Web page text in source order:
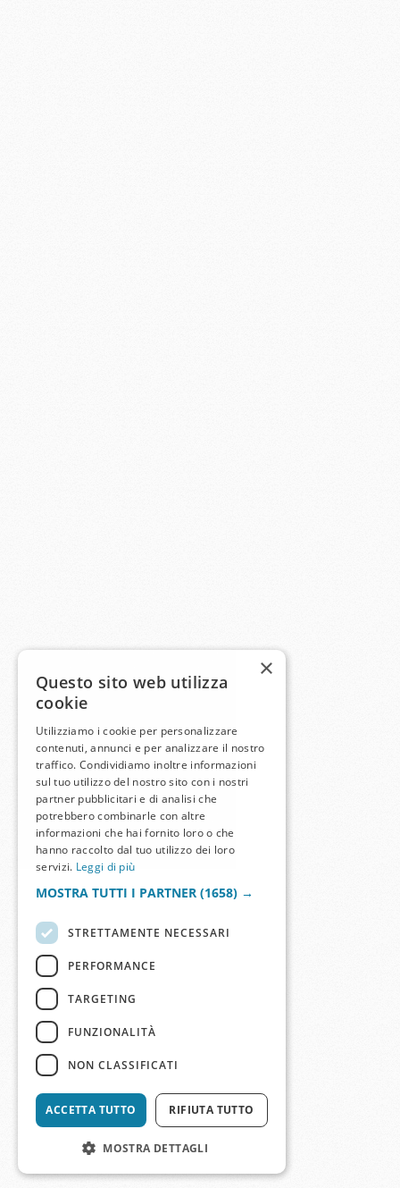
×
Questo sito web utilizza
cookie
Utilizziamo i cookie per personalizzare
contenuti, annunci e per analizzare il nostro
traffico. Condividiamo inoltre informazioni
sul tuo utilizzo del nostro sito con i nostri
partner pubblicitari e di analisi che
potrebbero combinarle con altre
informazioni che hai fornito loro o che
hanno raccolto dal tuo utilizzo dei loro
servizi. Leggi di più
MOSTRA TUTTI I PARTNER (1658) →
STRETTAMENTE NECESSARI
PERFORMANCE
TARGETING
FUNZIONALITÀ
NON CLASSIFICATI
ACCETTA TUTTO RIFIUTA TUTTO
MOSTRA DETTAGLI